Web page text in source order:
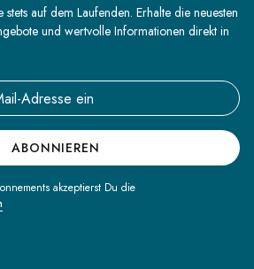
auf dem Laufenden. Erhalte die neuesten
und wertvolle Informationen direkt in
ABONNIEREN
akzeptierst Du die